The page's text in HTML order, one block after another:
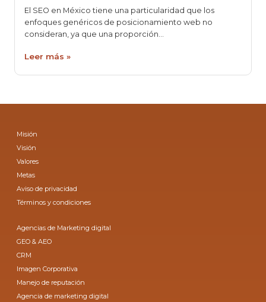
El SEO en México tiene una particularidad que los
enfoques genéricos de posicionamiento web no
consideran, ya que una proporción…
Leer más »
Misión
Visión
Valores
Metas
Aviso de privacidad
Términos y condiciones
Agencias de Marketing digital
GEO & AEO
CRM
Imagen Corporativa
Manejo de reputación
Agencia de marketing digital